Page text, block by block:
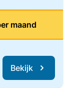
maand
Bekijk